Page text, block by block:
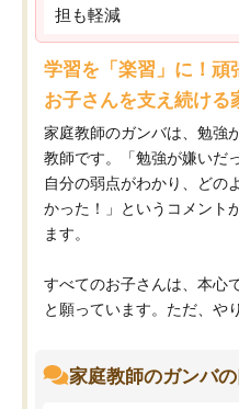
担も軽減
学習を「楽習」に！頑
お子さんを支え続ける
家庭教師のガンバは、勉強
教師です。「勉強が嫌いだ
自分の弱点がわかり、どの
かった！」というコメント
ます。
すべてのお子さんは、本心
と願っています。ただ、やり
家庭教師のガンバ